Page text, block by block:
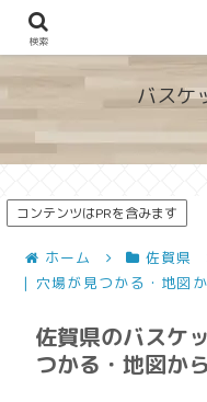
地図から探せる！
バスケ
コンテンツはPRを含みます
ホーム 佐賀県
| 穴場が見つかる・地図
佐賀県のバスケ
つかる・地図か
検索